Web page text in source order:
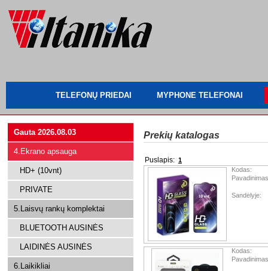
TELEFONŲ PRIEDAI MYPHONE TELEFONAI
Gauta 2026.08.03
4.Ekrano apsauga
HD+ (10vnt)
PRIVATE
5.Laisvų rankų komplektai
BLUETOOTH AUSINĖS
LAIDINĖS AUSINĖS
6.Laikikliai
Prekių katalogas
Puslapis: 1
Kodas:
Sandėlyje:
Kodas: